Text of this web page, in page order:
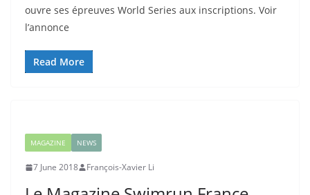
ouvre ses épreuves World Series aux inscriptions. Voir
l’annonce
Read More
MAGAZINE NEWS
7 June 2018 François-Xavier Li